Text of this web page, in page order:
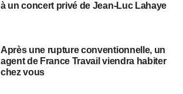
à un concert privé de Jean-Luc Lahaye
Après une rupture conventionnelle, un
agent de France Travail viendra habiter
chez vous